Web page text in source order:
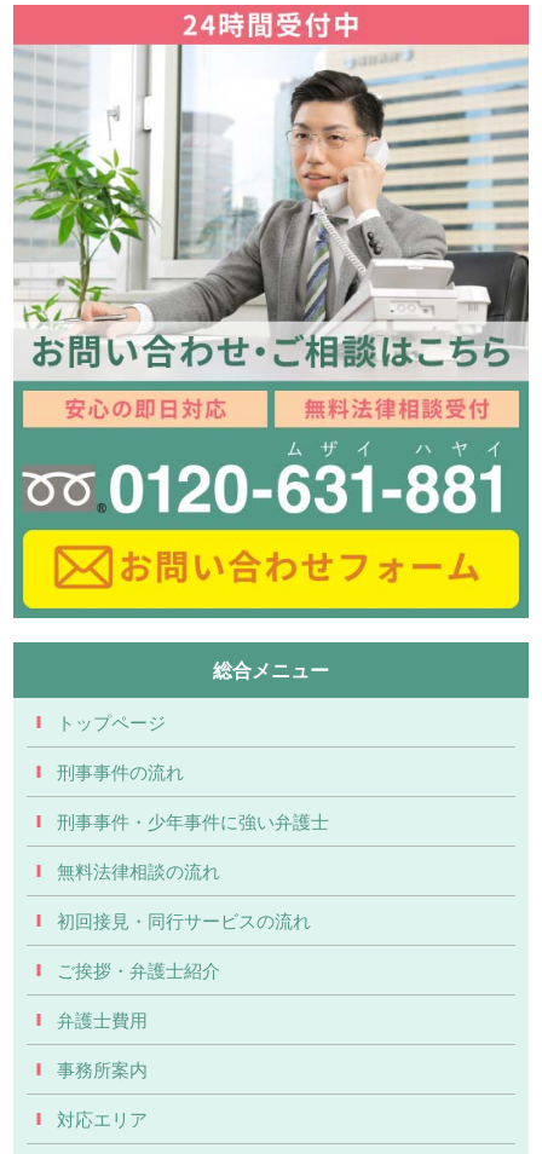
総合メニュー
トップページ
刑事事件の流れ
刑事事件・少年事件に強い弁護士
無料法律相談の流れ
初回接見・同行サービスの流れ
ご挨拶・弁護士紹介
弁護士費用
事務所案内
対応エリア